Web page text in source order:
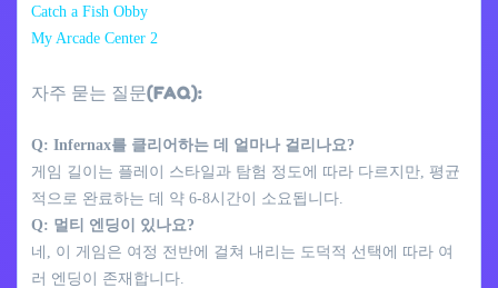
Catch a Fish Obby
My Arcade Center 2
자주 묻는 질문(FAQ):
Q: Infernax를 클리어하는 데 얼마나 걸리나요?
게임 길이는 플레이 스타일과 탐험 정도에 따라 다르지만, 평균
적으로 완료하는 데 약 6-8시간이 소요됩니다.
Q: 멀티 엔딩이 있나요?
네, 이 게임은 여정 전반에 걸쳐 내리는 도덕적 선택에 따라 여
러 엔딩이 존재합니다.